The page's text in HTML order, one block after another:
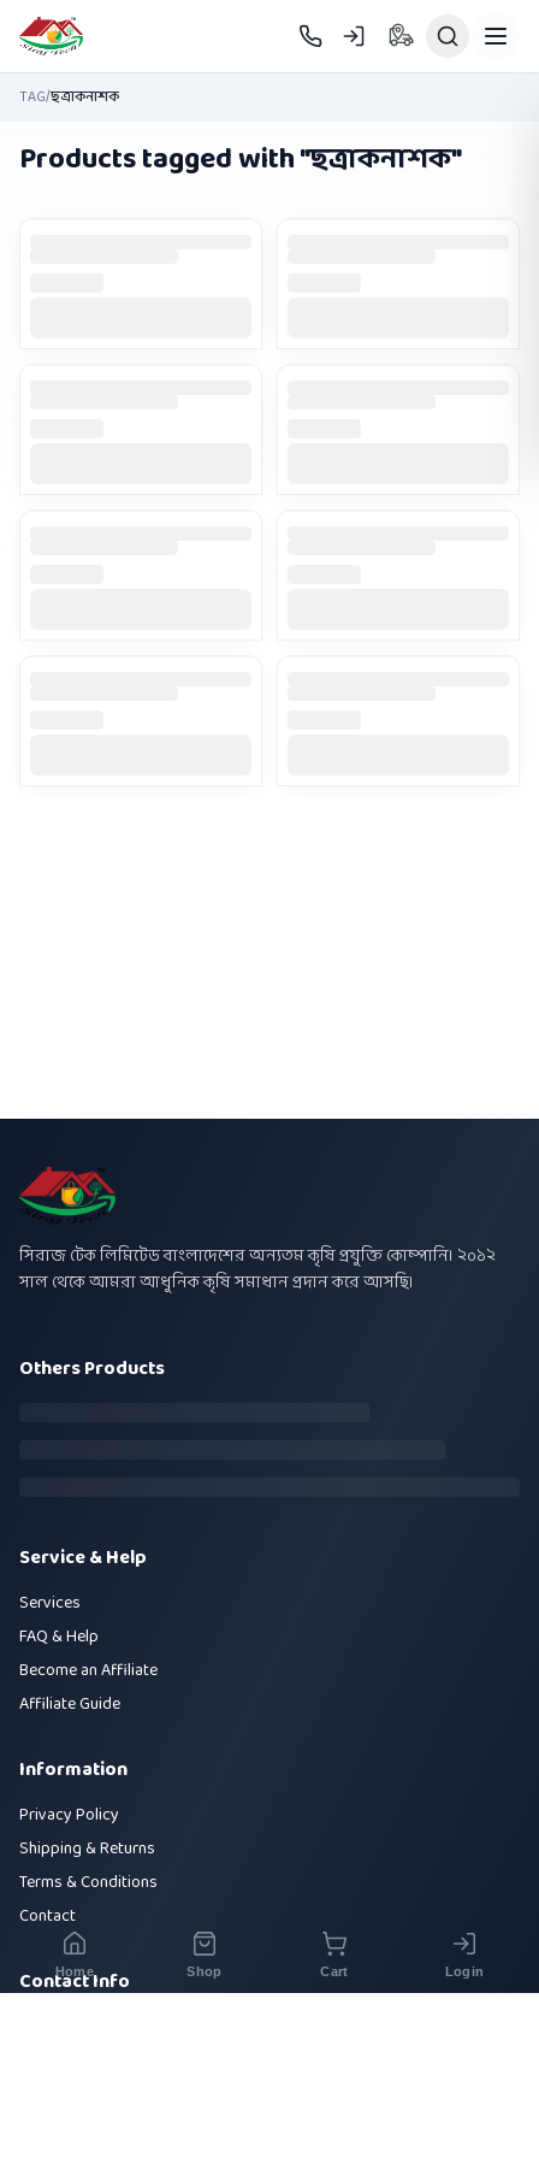
Skip to main content
TAG/ছত্রাকনাশক
Products tagged with "ছত্রাকনাশক"
সিরাজ টেক লিমিটেড বাংলাদেশের অন্যতম কৃষি প্রযুক্তি কোম্পানি। ২০১২
সাল থেকে আমরা আধুনিক কৃষি সমাধান প্রদান করে আসছি।
Others Products
Service & Help
Services
FAQ & Help
Become an Affiliate
Affiliate Guide
Information
Privacy Policy
Shipping & Returns
Terms & Conditions
Contact
Contact Info
Home Shop Cart Login